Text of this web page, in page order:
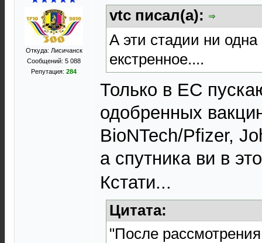
Откуда: Лисичанск
Сообщений: 5 088
Репутация: 284
vtc писал(а):
А эти стадии ни
екстренное....
Только в ЕС
одобренных
BioNTech/Pfizer,
а спутника ви в
Кстати...
Цитата:
"После